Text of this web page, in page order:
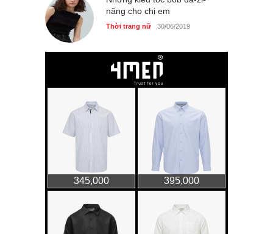
hậu Đỗ Hà ?
Thời trang nữ 21/10/2025
GAP Hoodie biểu tượng
sáng tạo mới của giới trẻ
21/10/2025
năng cho chị em
Thời trang nữ 30/06/2019